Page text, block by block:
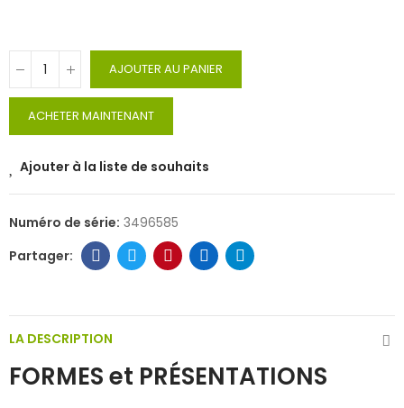
AJOUTER AU PANIER
ACHETER MAINTENANT
Ajouter à la liste de souhaits
Numéro de série: 3496585
LA DESCRIPTION
FORMES et PRÉSENTATIONS